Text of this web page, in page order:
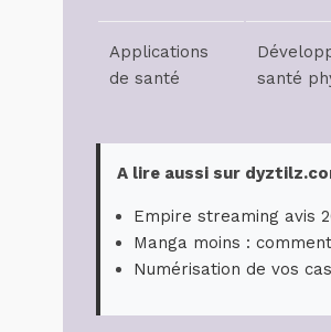
Applications
de santé
santé
A lire aussi sur
Empire streaming avis
Manga moins :
Numérisation de vos